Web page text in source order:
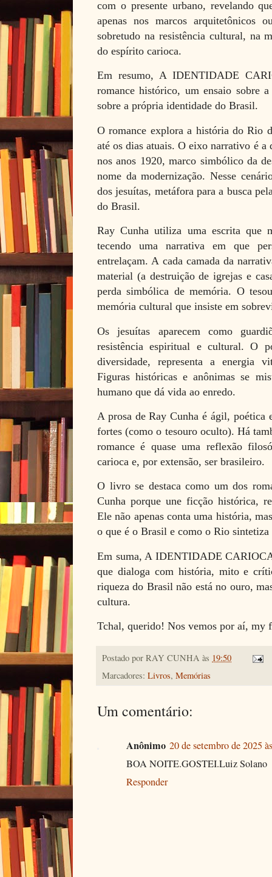
com o presente urbano, revelando
apenas nos marcos arquitetônicos
sobretudo na resistência cultural, na
do espírito carioca.
Em resumo, A IDENTIDADE
romance histórico, um ensaio sobre
sobre a própria identidade do Brasil.
O romance explora a história do Rio
até os dias atuais. O eixo narrativo é
nos anos 1920, marco simbólico da
nome da modernização. Nesse
dos jesuítas, metáfora para a busca
do Brasil.
Ray Cunha utiliza uma escrita que
tecendo uma narrativa em que
entrelaçam. A cada camada da
material (a destruição de igrejas e
perda simbólica de memória. O
memória cultural que insiste em
Os jesuítas aparecem como
resistência espiritual e cultural. O
diversidade, representa a energia
Figuras históricas e anônimas se
humano que dá vida ao enredo.
A prosa de Ray Cunha é ágil, poética
fortes (como o tesouro oculto). Há
romance é quase uma reflexão
carioca e, por extensão, ser brasileiro.
O livro se destaca como um dos
Cunha porque une ficção histórica,
Ele não apenas conta uma história,
o que é o Brasil e como o Rio sintetiza
Em suma, A IDENTIDADE
que dialoga com história, mito e
riqueza do Brasil não está no ouro,
cultura.
Tchal, querido! Nos vemos por aí, my
Postado por RAY CUNHA às 19:50
Marcadores: Livros, Memórias
Um comentário:
Anônimo 20 de setembro de 2025
BOA NOITE.GOSTEI.Luiz Solano
Responder